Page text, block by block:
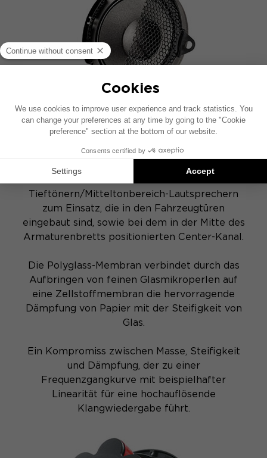
POLYGLASS-MEMBRAN
Diese exklusive Technologie von Focal kommt
Tieftönern/Mitteltonbereich-Lautsprechern
zum Einsatz, die in den Fahrzeugtüren
eingebaut sind, sowie bei dem in der Mitte des
Armaturenbretts positionierten Center-Kanal.
Die Polyglass-Membran verbindet durch das
Aufbringen von feinen Glasmikroperlen auf
eine Zellstoffmembran die hervorragende
Dämpfung von Papier mit der Steifigkeit von
Glas.
Ein Kompromiss zwischen Masse, Steifigkeit
und Dämpfung, der zu einer
Frequenzgangkurve mit beispielhafter
Linearität für eine hochauflösende
Klangwiedergabe führt.